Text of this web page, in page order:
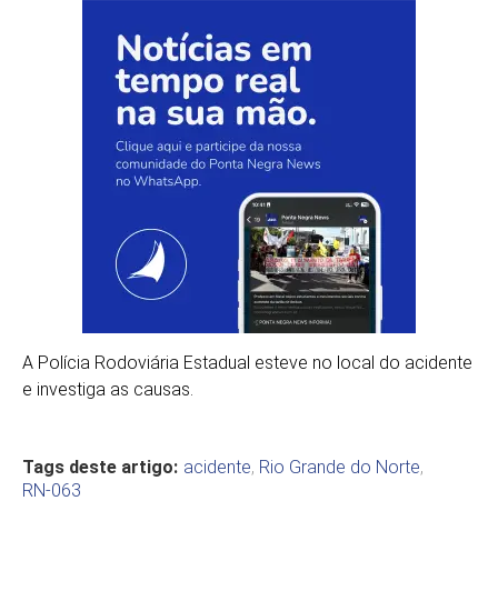
A Polícia Rodoviária Estadual esteve no local do acidente
e investiga as causas.
Tags deste artigo: acidente, Rio Grande do Norte,
RN-063